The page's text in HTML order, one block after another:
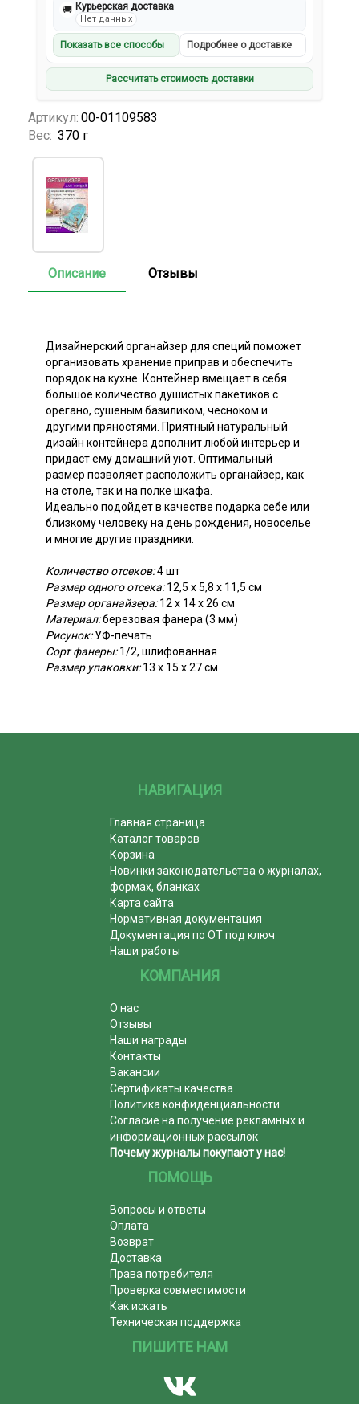
🚚 Курьерская доставка
Нет данных
Показать все способы Подробнее о доставке
Рассчитать стоимость доставки
Артикул: 00-01109583
Вес: 370 г
Описание Отзывы
Дизайнерский органайзер для специй поможет
организовать хранение приправ и обеспечить
порядок на кухне. Контейнер вмещает в себя
большое количество душистых пакетиков с
орегано, сушеным базиликом, чесноком и
другими пряностями. Приятный натуральный
дизайн контейнера дополнит любой интерьер и
придаст ему домашний уют. Оптимальный
размер позволяет расположить органайзер, как
на столе, так и на полке шкафа.
Идеально подойдет в качестве подарка себе или
близкому человеку на день рождения, новоселье
и многие другие праздники.
Количество отсеков:4 шт
Размер одного отсека:12,5 х 5,8 х 11,5 см
Размер органайзера:12 х 14 х 26 см
Материал:березовая фанера (3 мм)
Рисунок:УФ-печать
Сорт фанеры:1/2, шлифованная
Размер упаковки:13 х 15 х 27 см
НАВИГАЦИЯ
Главная страница
Каталог товаров
Корзина
Новинки законодательства о журналах,
формах, бланках
Карта сайта
Нормативная документация
Документация по ОТ под ключ
Наши работы
КОМПАНИЯ
О нас
Отзывы
Наши награды
Контакты
Вакансии
Сертификаты качества
Политика конфиденциальности
Согласие на получение рекламных и
информационных рассылок
Почему журналы покупают у нас!
ПОМОЩЬ
Вопросы и ответы
Оплата
Возврат
Доставка
Права потребителя
Проверка совместимости
Как искать
Техническая поддержка
ПИШИТЕ НАМ